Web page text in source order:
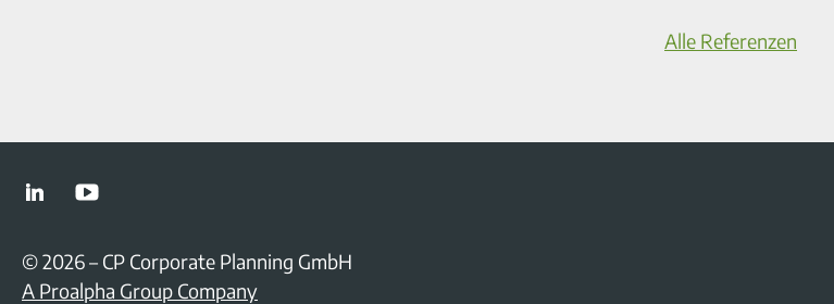
Alle Referenzen
© 2026– CP Corporate Planning GmbH
A Proalpha Group Company